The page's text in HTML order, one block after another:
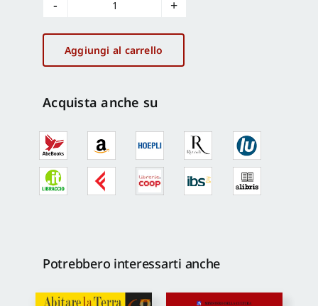
La
triplice
sponda
quantità
Aggiungi al carrello
Acquista anche su
Potrebbero interessarti anche